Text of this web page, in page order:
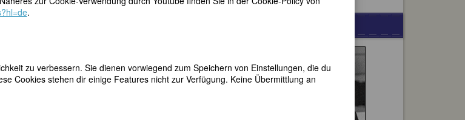
.
zu verbessern. Sie dienen vorwiegend zum Speichern von Einstellungen, die du
Cookies stehen dir einige Features nicht zur Verfügung. Keine Übermittlung an